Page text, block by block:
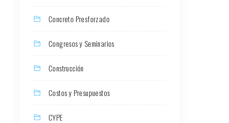
Concreto Presforzado
Congresos y Seminarios
Construcción
Costos y Presupuestos
CYPE